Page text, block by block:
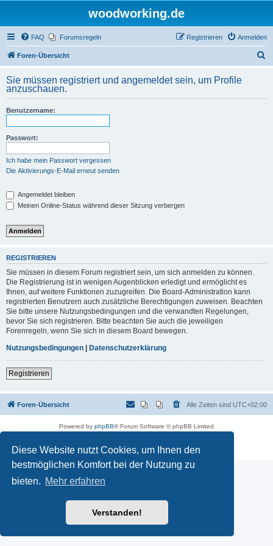
Diese Website nutzt Cookies, um Ihnen den
bestmöglichen Komfort bei der Nutzung zu
bieten. Mehr erfahren
Verstanden!
woodworking.de
FAQ Forumsregeln Anmelden
Registrieren
Foren-Übersicht
h
Sie müssen registriert und angemeldet sein, um Profile
anzuschauen.
Benutzername:
Passwort:
Ich habe mein Passwort vergessen
Die Aktivierungs-E-Mail erneut senden
Angemeldet bleiben
Meinen Online-Status während dieser Sitzung verbergen
REGISTRIEREN
Sie müssen in diesem Forum registriert sein, um sich anmelden zu können.
Die Registrierung ist in wenigen Augenblicken erledigt und ermöglicht es
Ihnen, auf weitere Funktionen zuzugreifen. Die Board-Administration kann
registrierten Benutzern auch zusätzliche Berechtigungen zuweisen. Beachten
Sie bitte unsere Nutzungsbedingungen und die verwandten Regelungen,
bevor Sie sich registrieren. Bitte beachten Sie auch die jeweiligen
Forenregeln, wenn Sie sich in diesem Board bewegen.
Nutzungsbedingungen | Datenschutzerklärung
Registrieren
Foren-Übersicht Alle Zeiten sind UTC+02:00
Powered by phpBB® Forum Software © phpBB Limited
Datenschutz|Nutzungsbedingungen